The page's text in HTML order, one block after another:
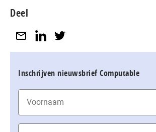
Deel
Inschrijven nieuwsbrief Computable